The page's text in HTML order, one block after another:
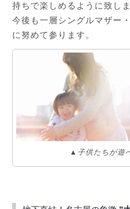
持ちで楽しめるように致しま
今後も一層シングルマザー
に努めて参ります。
▲子供たちが遊